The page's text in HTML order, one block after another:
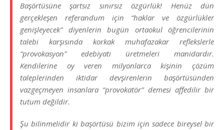
Başörtüsüne şartsız sınırsız özgürlük! Henüz dün
gerçekleşen referandum için “haklar ve özgürlükler
genişleyecek” diyenlerin bugün ortaokul öğrencilerinin
talebi karşısında korkak muhafazakar reflekslerle
“provokasyon” edebiyatı üretmeleri manidardır.
Kendilerine oy veren milyonlarca kişinin çözüm
taleplerinden iktidar devşirenlerin başörtüsünden
vazgeçmeyen insanlara “provokatör” demesi affedilir bir
tutum değildir.
Şu bilinmelidir ki başörtüsü bizim için sadece bireysel bir